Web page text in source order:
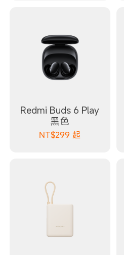
Redmi Buds 6 Play
黑色
NT$299 起